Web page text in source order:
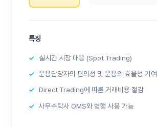
특징
실시간 시장 대응 (Spot Trading)
운용담당자의 편의성 및 운용의 효율성 기여
Direct Trading에 따른 거래비용 절감
사무수탁사 OMS와 병행 사용 가능